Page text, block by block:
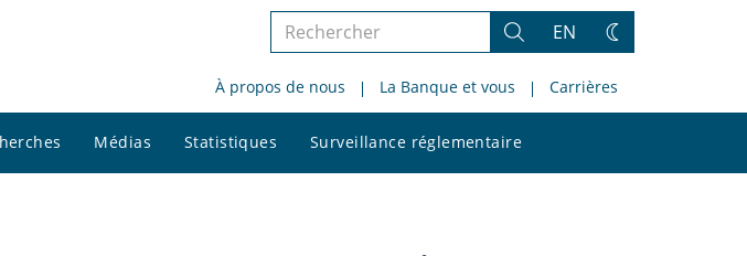
Rechercher
le
site
Rechercher
EN
Changez
thème
À propos de nous La Banque et vous Carrières
Médias Statistiques Surveillance réglementaire
le